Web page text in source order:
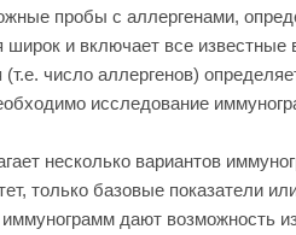
пробы с аллергенами,
широк и включает все
число аллергенов)
исследование
несколько вариантов
только базовые показатели
дают возможность